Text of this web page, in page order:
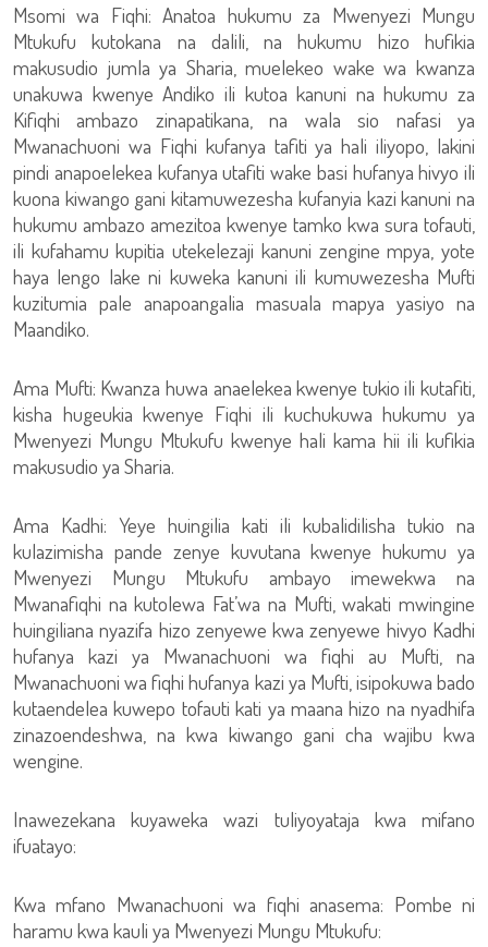
Msomi wa Fiqhi: Anatoa hukumu za Mwenyezi Mungu
Mtukufu kutokana na dalili, na hukumu hizo hufikia
makusudio jumla ya Sharia, muelekeo wake wa kwanza
unakuwa kwenye Andiko ili kutoa kanuni na hukumu za
Kifiqhi ambazo zinapatikana, na wala sio nafasi ya
Mwanachuoni wa Fiqhi kufanya tafiti ya hali iliyopo, lakini
pindi anapoelekea kufanya utafiti wake basi hufanya hivyo ili
kuona kiwango gani kitamuwezesha kufanyia kazi kanuni na
hukumu ambazo amezitoa kwenye tamko kwa sura tofauti,
ili kufahamu kupitia utekelezaji kanuni zengine mpya, yote
haya lengo lake ni kuweka kanuni ili kumuwezesha Mufti
kuzitumia pale anapoangalia masuala mapya yasiyo na
Maandiko.
Ama Mufti: Kwanza huwa anaelekea kwenye tukio ili kutafiti,
kisha hugeukia kwenye Fiqhi ili kuchukuwa hukumu ya
Mwenyezi Mungu Mtukufu kwenye hali kama hii ili kufikia
makusudio ya Sharia.
Ama Kadhi: Yeye huingilia kati ili kubalidilisha tukio na
kulazimisha pande zenye kuvutana kwenye hukumu ya
Mwenyezi Mungu Mtukufu ambayo imewekwa na
Mwanafiqhi na kutolewa Fat’wa na Mufti, wakati mwingine
huingiliana nyazifa hizo zenyewe kwa zenyewe hivyo Kadhi
hufanya kazi ya Mwanachuoni wa fiqhi au Mufti, na
Mwanachuoni wa fiqhi hufanya kazi ya Mufti, isipokuwa bado
kutaendelea kuwepo tofauti kati ya maana hizo na nyadhifa
zinazoendeshwa, na kwa kiwango gani cha wajibu kwa
wengine.
Inawezekana kuyaweka wazi tuliyoyataja kwa mifano
ifuatayo:
Kwa mfano Mwanachuoni wa fiqhi anasema: Pombe ni
haramu kwa kauli ya Mwenyezi Mungu Mtukufu: